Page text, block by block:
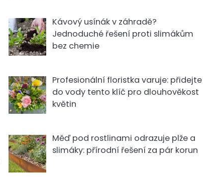
Kávový usínák v záhradě?
Jednoduché řešení proti slimákům
bez chemie
Profesionální floristka varuje: přidejte
do vody tento klíč pro dlouhověkost
květin
Měď pod rostlinami odrazuje plže a
slimáky: přírodní řešení za pár korun